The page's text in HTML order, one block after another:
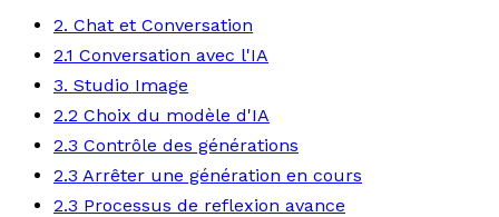
2. Chat et Conversation
2.1 Conversation avec l'IA
3. Studio Image
2.2 Choix du modèle d'IA
2.3 Contrôle des générations
2.3 Arrêter une génération en cours
2.3 Processus de reflexion avance